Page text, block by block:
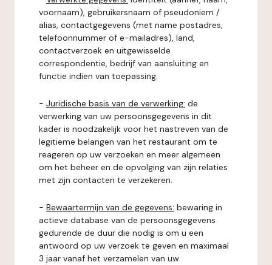
voornaam), gebruikersnaam of pseudoniem /
alias, contactgegevens (met name postadres,
telefoonnummer of e-mailadres), land,
contactverzoek en uitgewisselde
correspondentie, bedrijf van aansluiting en
functie indien van toepassing.
- Juridische basis van de verwerking: de
verwerking van uw persoonsgegevens in dit
kader is noodzakelijk voor het nastreven van de
legitieme belangen van het restaurant om te
reageren op uw verzoeken en meer algemeen
om het beheer en de opvolging van zijn relaties
met zijn contacten te verzekeren.
- Bewaartermijn van de gegevens: bewaring in
actieve database van de persoonsgegevens
gedurende de duur die nodig is om u een
antwoord op uw verzoek te geven en maximaal
3 jaar vanaf het verzamelen van uw